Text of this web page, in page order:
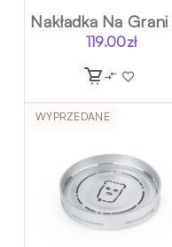
Nakładka Na Grani
119.00zł
WYPRZEDANE